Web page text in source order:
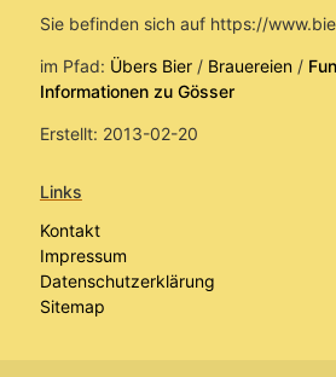
Sie befinden sich auf https://
im Pfad: Übers Bier/ Brauereien/
Informationen zu Gösser
Erstellt: 2013-02-20
Links
Kontakt
Impressum
Datenschutzerklärung
Sitemap